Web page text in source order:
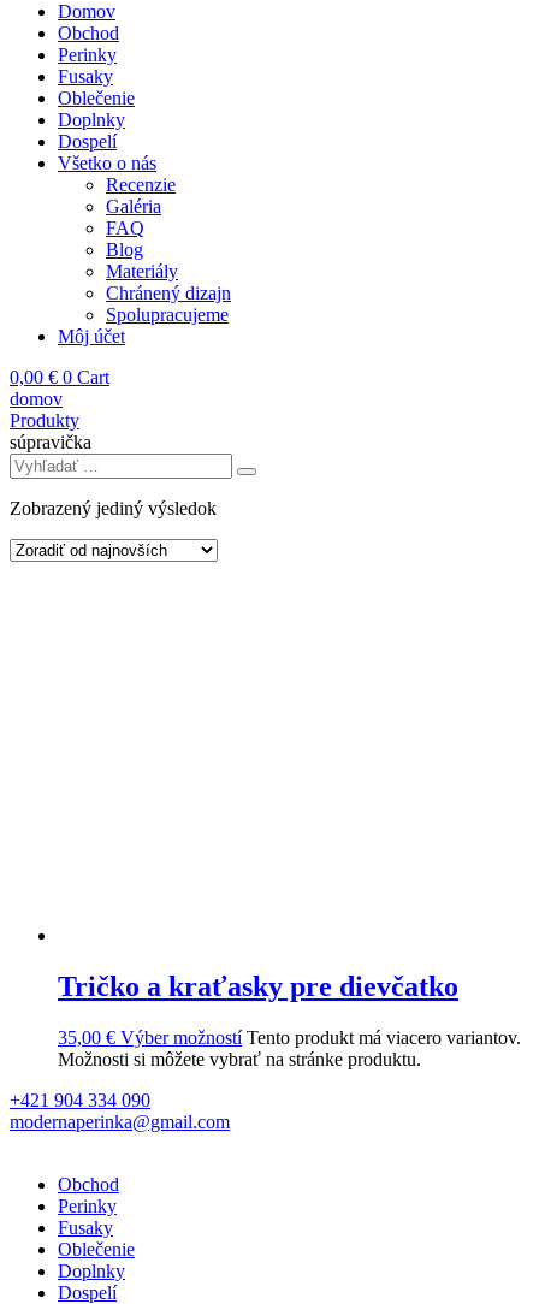
Domov
Obchod
Perinky
Fusaky
Oblečenie
Doplnky
Dospelí
Všetko o nás
Recenzie
Galéria
FAQ
Blog
Materiály
Chránený dizajn
Spolupracujeme
Môj účet
0,00 € 0 Cart
domov
Produkty
súpravička
Zobrazený jediný výsledok
Tričko a kraťasky pre dievčatko
35,00 € Výber možností Tento produkt má viacero variantov.
Možnosti si môžete vybrať na stránke produktu.
+421 904 334 090
modernaperinka@gmail.com
Obchod
Perinky
Fusaky
Oblečenie
Doplnky
Dospelí